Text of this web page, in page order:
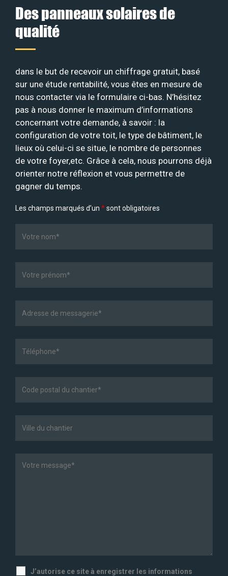
Des panneaux solaires de
qualité
dans le but de recevoir un chiffrage gratuit, basé
sur une étude rentabilité, vous êtes en mesure de
nous contacter via le formulaire ci-bas. N’hésitez
pas à nous donner le maximum d’informations
concernant votre demande, à savoir : la
configuration de votre toit, le type de bâtiment, le
lieux où celui-ci se situe, le nombre de personnes
de votre foyer,etc. Grâce à cela, nous pourrons déjà
orienter notre réflexion et vous permettre de
gagner du temps.
Les champs marqués d’un *sont obligatoires
J’autorise ce site à enregistrer les informations